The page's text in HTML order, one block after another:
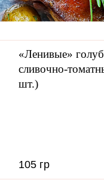
«Ленивые»
сливочно-
шт.)
105 гр